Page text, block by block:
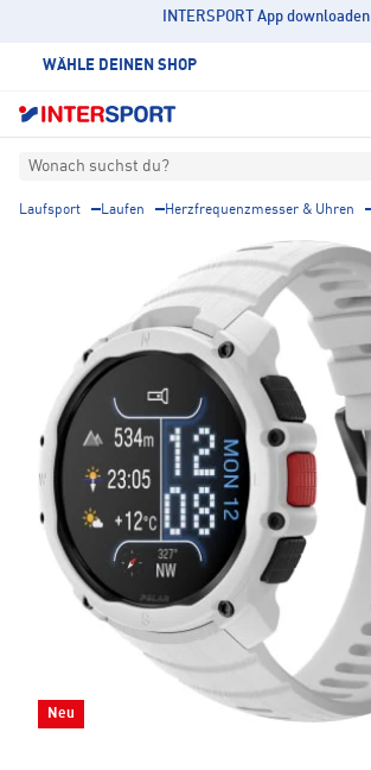
INTERSPORT App downloaden
WÄHLE DEINEN SHOP
Wonach suchst du?
Laufsport Laufen Herzfrequenzmesser & Uhren
Neu